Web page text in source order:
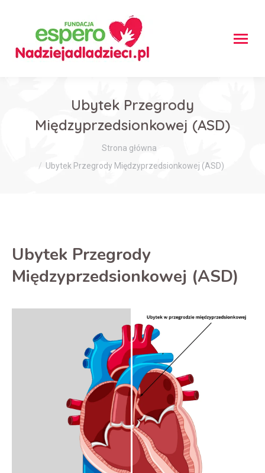
Ubytek Przegrody
Międzyprzedsionkowej (ASD)
Strona główna
Ubytek Przegrody Międzyprzedsionkowej (ASD)
Ubytek Przegrody
Międzyprzedsionkowej (ASD)